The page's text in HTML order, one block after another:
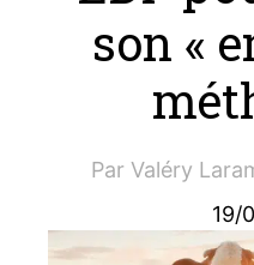
son «
Par Valéry
19/